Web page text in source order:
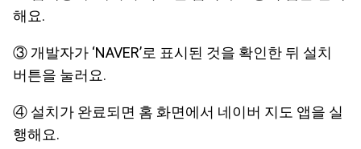
해요.
③ 개발자가 ‘NAVER’로 표시된 것을 확인한 뒤 설치
버튼을 눌러요.
④ 설치가 완료되면 홈 화면에서 네이버 지도 앱을 실
행해요.